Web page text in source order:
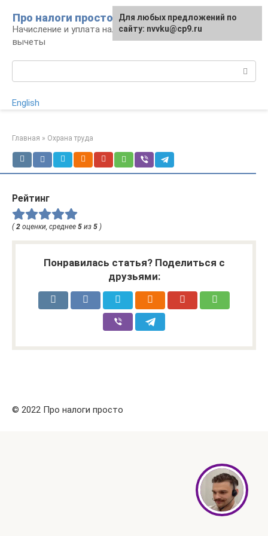
контенту
Про налоги просто
Начисление и уплата налогов, налоговые
вычеты
English
Главная » Охрана труда
Рейтинг
(2 оценки, среднее 5 из 5 )
Понравилась статья? Поделиться с
друзьями:
© 2022 Про налоги просто
Для любых предложений по
сайту: nvvku@cp9.ru